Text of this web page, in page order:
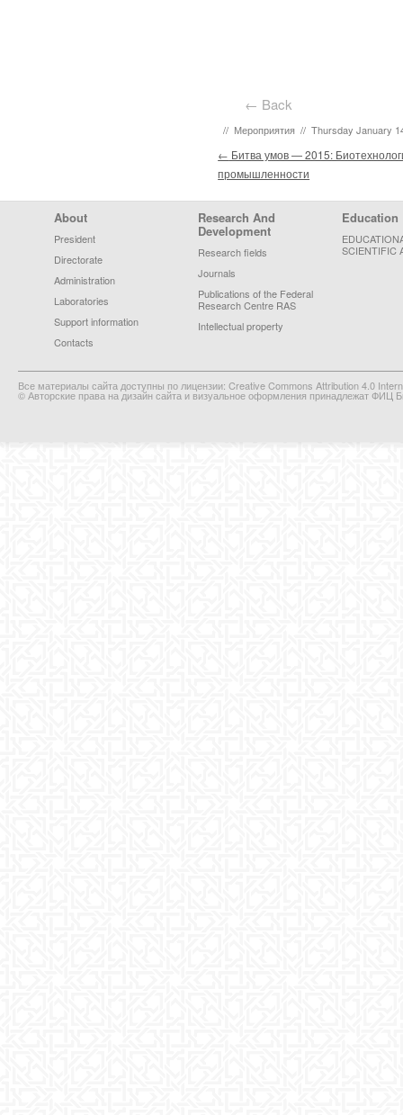
← Back
// Мероприятия // Thursday January
Post navigation
← Битва умов — 2015:
промышленности
Footer Menu
About
President
Directorate
Administration
Laboratories
Support information
Contacts
Research And
Development
Research fields
Journals
Publications of the Federal
Research Centre RAS
Intellectual property
Education
SCIENTIFIC
Все материалы сайта доступны по лицензии: Creative Commons Attribution 4.0
© Авторские права на дизайн сайта и визуальное оформления принадлежат ФИЦ